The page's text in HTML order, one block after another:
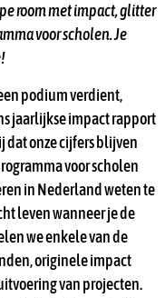
room met impact, glitter
voor scholen. Je
podium verdient,
jaarlijkse impact rapport
dat onze cijfers blijven
voor scholen
in Nederland weten te
leven wanneer je de
we enkele van de
originele impact
van projecten.